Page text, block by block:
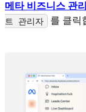
메타 비즈니스 관
트 관리자
를 클릭